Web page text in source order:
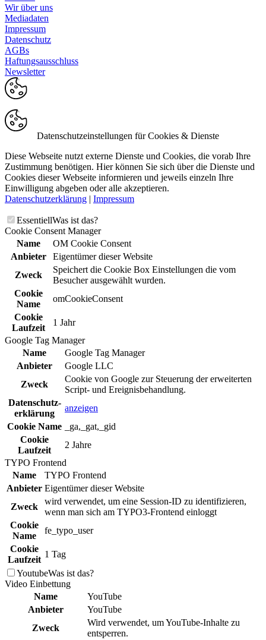
Wir über uns
Mediadaten
Impressum
Datenschutz
AGBs
Haftungsausschluss
Newsletter
Datenschutzeinstellungen für Cookies & Dienste
Diese Webseite nutzt externe Dienste und Cookies, die vorab Ihre
Zustimmung benötigen. Hier können Sie sich über die Dienste und
Cookies dieser Webseite informieren und jeweils einzeln Ihre
Einwilligung abgeben oder alle akzeptieren.
Datenschutzerklärung | Impressum
EssentiellWas ist das?
Cookie Consent Manager
Name
OM Cookie Consent
Anbieter
Eigentümer dieser Website
Zweck
Speichert die Cookie Box Einstellungen die vom
Besucher ausgewählt wurden.
Cookie
Name
omCookieConsent
Cookie
Laufzeit
1 Jahr
Google Tag Manager
Name
Google Tag Manager
Anbieter
Google LLC
Zweck
Cookie von Google zur Steuerung der erweiterten
Script- und Ereignisbehandlung.
Daten­schutz­
erklä­rung
anzeigen
Cookie Name
_ga,_gat,_gid
Cookie
Laufzeit
2 Jahre
TYPO Frontend
Name
TYPO Frontend
Anbieter Eigentümer dieser Website
Zweck
wird verwendet, um eine Session-ID zu identifizieren,
wenn man sich am TYPO3-Frontend einloggt
Cookie
Name
fe_typo_user
Cookie
Laufzeit
1 Tag
YoutubeWas ist das?
Video Einbettung
Name
YouTube
Anbieter
YouTube
Zweck
Wird verwendet, um YouTube-Inhalte zu
entsperren.